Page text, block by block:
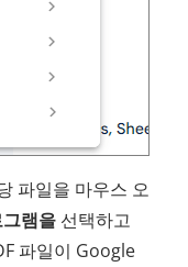
파일을 마우스 오
램을 선택하고
파일이 Google